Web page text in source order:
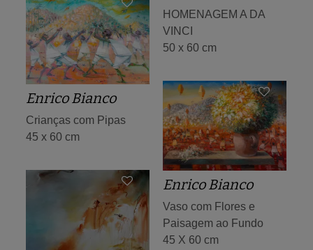
HOMENAGEM A DA
VINCI
50 x 60 cm
Enrico Bianco
Crianças com Pipas
45 x 60 cm
Enrico Bianco
Vaso com Flores e
Paisagem ao Fundo
45 X 60 cm